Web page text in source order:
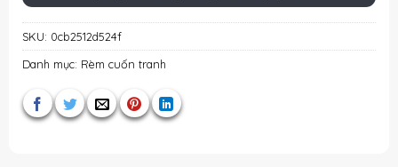
SKU: 0cb2512d524f
Danh mục: Rèm cuốn tranh